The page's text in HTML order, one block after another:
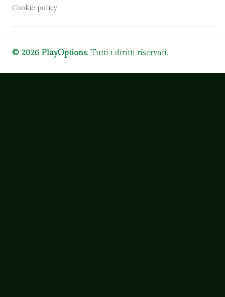
Cookie policy
© 2026 PlayOptions. Tutti i diritti riservati.